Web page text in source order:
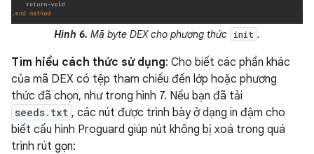
Hình 6. Mã byte DEX cho phương thức init .
Tìm hiểu cách thức sử dụng: Cho biết các phần khác
của mã DEX có tệp tham chiếu đến lớp hoặc phương
thức đã chọn, như trong hình 7. Nếu bạn đã tải
seeds.txt , các nút được trình bày ở dạng in đậm cho
biết cấu hình Proguard giúp nút không bị xoá trong quá
trình rút gọn: